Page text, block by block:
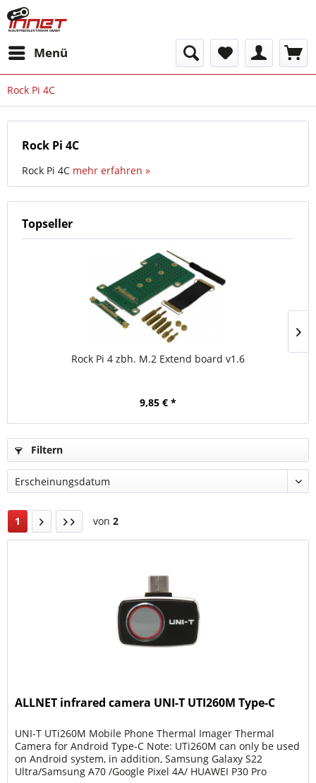
Menü
Rock Pi 4C
Rock Pi 4C
Rock Pi 4C mehr erfahren »
Topseller
Rock Pi 4 zbh. M.2 Extend board v1.6
9,85 € *
Filtern
1 von 2
ALLNET infrared camera UNI-T UTI260M Type-C
UNI-T UTi260M Mobile Phone Thermal Imager Thermal
Camera for Android Type-C Note: UTi260M can only be used
on Android system, in addition, Samsung Galaxy S22
Ultra/Samsung A70 /Google Pixel 4A/ HUAWEI P30 Pro